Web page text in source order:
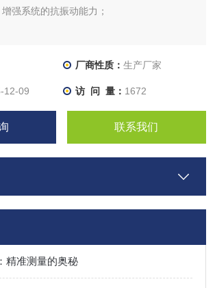
强系统的抗振动能力；
厂商性质： 生产厂家
12-09 访 问 量： 1672
联系我们
精准测量的奥秘